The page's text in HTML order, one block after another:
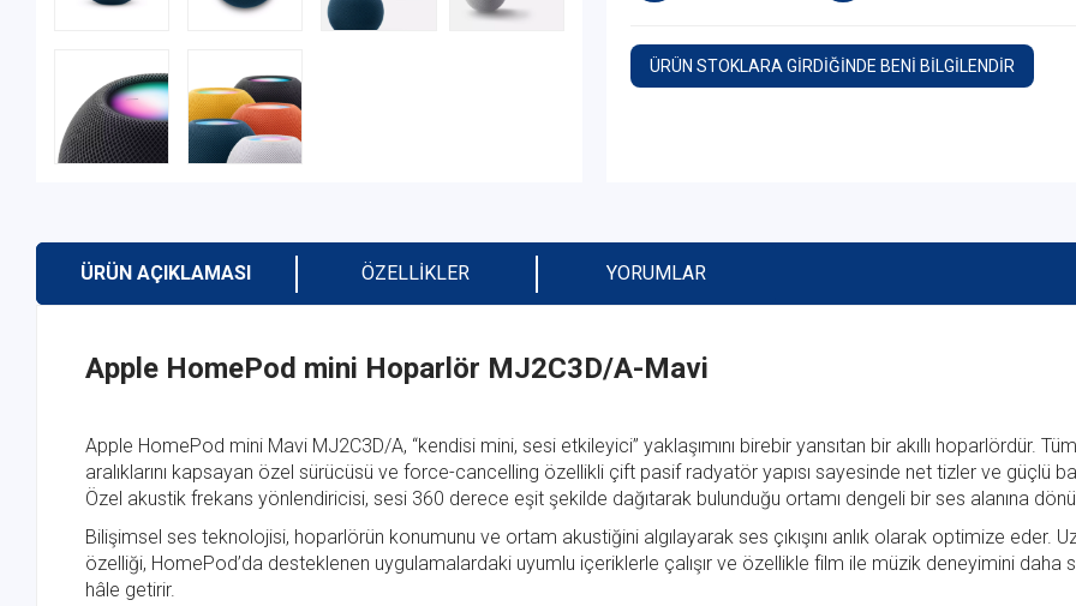
ÜRÜN STOKLARA GİRDİĞİNDE BENİ BİLGİLENDİR
ÜRÜN AÇIKLAMASI ÖZELLIKLER YORUMLAR
Apple HomePod mini Hoparlör MJ2C3D/A-Mavi
Apple HomePod mini Mavi MJ2C3D/A, “kendisi mini, sesi etkileyici” yaklaşımını birebir yansıtan bir akıllı hoparlördür.
aralıklarını kapsayan özel sürücüsü ve force-cancelling özellikli çift pasif radyatör yapısı sayesinde net tizler ve güçlü
Özel akustik frekans yönlendiricisi, sesi 360 derece eşit şekilde dağıtarak bulunduğu ortamı dengeli bir ses alanına
Bilişimsel ses teknolojisi, hoparlörün konumunu ve ortam akustiğini algılayarak ses çıkışını anlık olarak optimize eder.
özelliği, HomePod’da desteklenen uygulamalardaki uyumlu içeriklerle çalışır ve özellikle film ile müzik deneyimini daha
hâle getirir.